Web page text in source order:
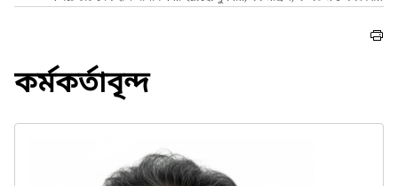
কর্মকর্তাবৃন্দ